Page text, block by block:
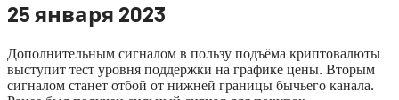
25 января 2023
Дополнительным сигналом в пользу подъёма криптовалюты
выступит тест уровня поддержки на графике цены. Вторым
сигналом станет отбой от нижней границы бычьего канала.